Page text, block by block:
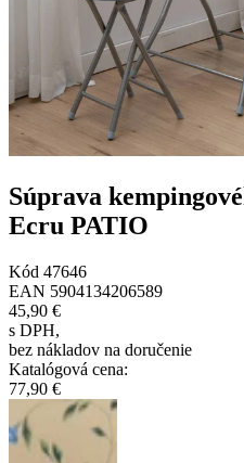
Súprava
Ecru PATIO
Kód 47646
EAN 5904134206589
45,90 €
s DPH,
bez nákladov na doručenie
Katalógová cena:
77,90 €